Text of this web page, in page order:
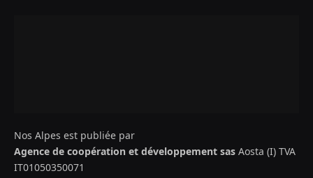
Nos Alpes est publiée par
Agence de coopération et développement sas Aosta (I) TVA
IT01050350071